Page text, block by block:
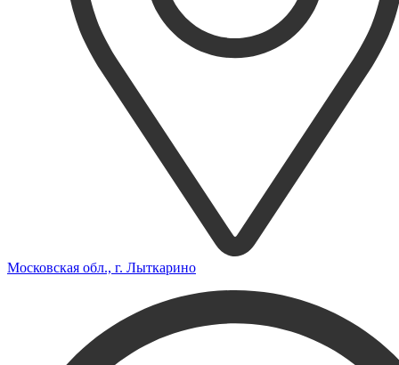
Московская обл., г. Лыткарино